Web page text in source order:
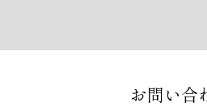
お問い合